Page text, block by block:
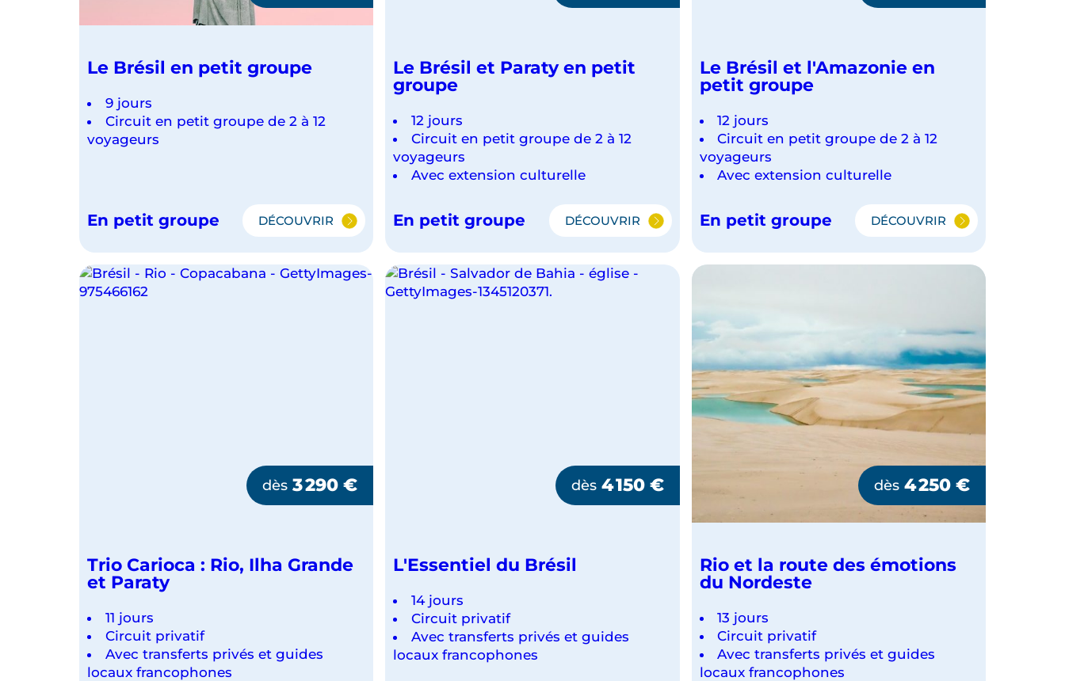
Le Brésil en petit groupe
9 jours
Circuit en petit groupe de 2 à 12
voyageurs
En petit groupe DÉCOUVRIR
LE
EN
PETIT
Le Brésil et Paraty en petit
groupe
12 jours
Circuit en petit groupe de 2 à 12
voyageurs
Avec extension culturelle
En petit groupe DÉCOUVRIR
LE
ET
PARATY
Le Brésil et l'Amazonie en
petit groupe
12 jours
Circuit en petit groupe de 2 à 12
voyageurs
Avec extension culturelle
En petit groupe DÉCOUVRIR
LE
ET
L'AMAZONIE
GROUPE
dès 3 290€
Trio Carioca : Rio, Ilha Grande
et Paraty
11 jours
Circuit privatif
Avec transferts privés et guides
locaux francophones
dès 4 150 €
L'Essentiel du Brésil
14 jours
Circuit privatif
Avec transferts privés et guides
locaux francophones
dès 4 250 €
Rio et la route des émotions
du Nordeste
13 jours
Circuit privatif
Avec transferts privés et guides
locaux francophones